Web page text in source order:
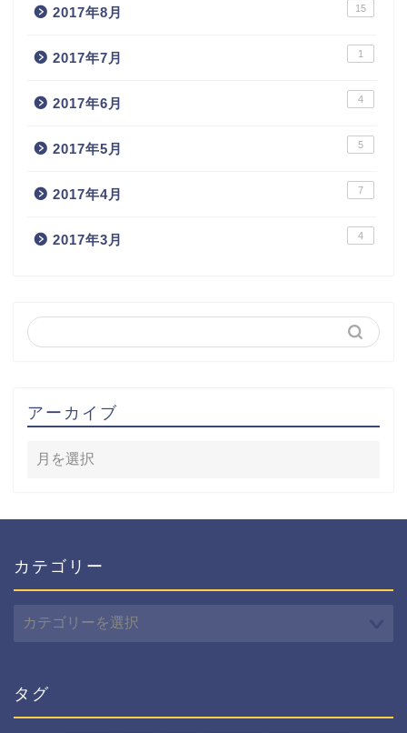
2017年8月 15
2017年7月 1
2017年6月 4
2017年5月 5
2017年4月 7
2017年3月 4
アーカイブ
カテゴリー
テ
ー
タグ